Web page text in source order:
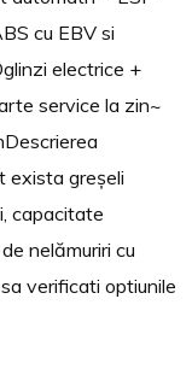
cu EBV si
electrice +
service la zin~
exista greșeli
capacitate
nelămuriri cu
verificati optiunile